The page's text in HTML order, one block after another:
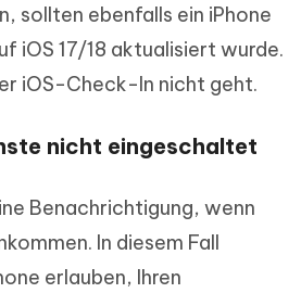
sollten ebenfalls ein iPhone
iOS 17/18 aktualisiert wurde.
iOS-Check-In nicht geht.
nicht eingeschaltet
Benachrichtigung, wenn
In diesem Fall
erlauben, Ihren